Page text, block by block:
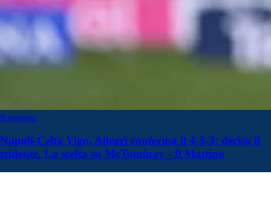
Rassegna
Napoli-Celta Vigo, Allegri conferma il 4-3-3: deciso il
tridente. La scelta su McTominay - Il Mattino